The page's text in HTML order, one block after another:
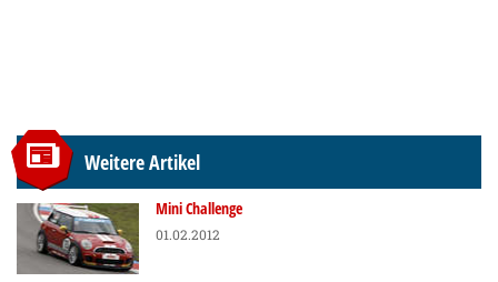
Weitere Artikel
Mini Challenge
01.02.2012